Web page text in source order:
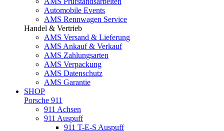
Automobile Events
AMS Rennwagen Service
Handel & Vertrieb
AMS Versand & Lieferung
AMS Ankauf & Verkauf
AMS Zahlungsarten
AMS Verpackung
AMS Datenschutz
AMS Garantie
SHOP
Porsche 911
911 Achsen
911 Auspuff
911 T-E-S Auspuff